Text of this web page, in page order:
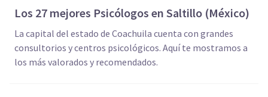
Los 27 mejores Psicólogos en Saltillo (México)
La capital del estado de Coachuila cuenta con grandes
consultorios y centros psicológicos. Aquí te mostramos a
los más valorados y recomendados.